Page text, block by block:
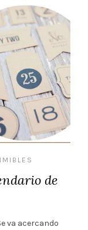
de
va acercando